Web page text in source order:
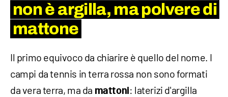
non è argilla, ma polvere di
mattone
Il primo equivoco da chiarire è quello del nome. I
campi da tennis in terra rossa non sono formati
da vera terra, ma da mattoni: laterizi d'argilla